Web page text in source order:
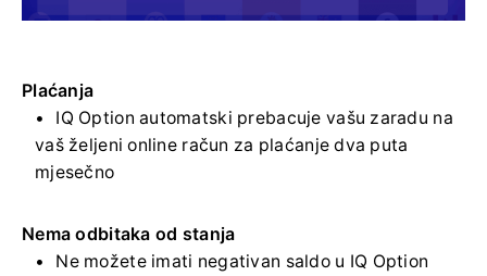
Plaćanja
IQ Option automatski prebacuje vašu zaradu na
vaš željeni online račun za plaćanje dva puta
mjesečno
Nema odbitaka od stanja
Ne možete imati negativan saldo u IQ Option